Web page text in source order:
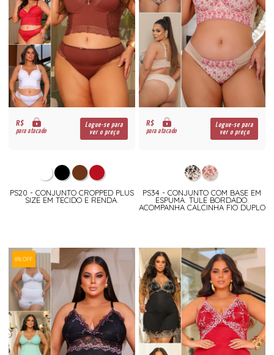
R$
para atacado
Logue-se para
ver o preço
PS20 - CONJUNTO CROPPED PLUS
SIZE EM TECIDO E RENDA.
R$
para atacado
Logue-se para
ver o preço
PS34 - CONJUNTO COM BASE EM
ESPUMA. TULE BORDADO.
ACOMPANHA CALCINHA FIO DUPLO
6% OFF